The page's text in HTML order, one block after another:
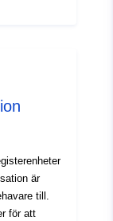
är
till.
för att